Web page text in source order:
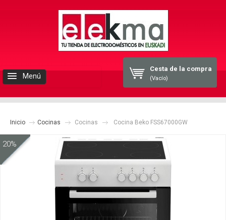
Cesta de la compra
(Vacío)
Menú
INICIO
ELEKMA
ELECTRODOMESTICOS
CONTACTO
Inicio Cocinas Cocinas Cocina Beko FSS67000GW
20%